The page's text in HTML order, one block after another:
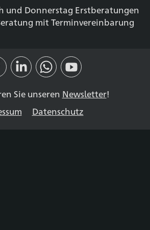
und Donnerstag Erstberatungen
mit Terminvereinbarung
Sie unseren Newsletter!
Datenschutz